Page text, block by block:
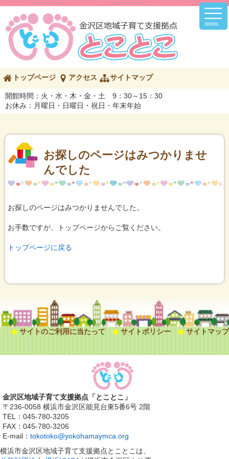
メ
メ
の
ペ
ー
ジ
容
トップページ アクセス サイトマップ
開館時間：火・水・木・金・土 9：30～15：30
お休み：月曜日・日曜日・祝日・年末年始
お探しのページはみつかりませ
んでした
お探しのページはみつかりませんでした。
お手数ですが、トップページからご覧ください。
トップページに戻る
サイトのご利用に当たって サイトポリシー サイトマップ
金沢区地域子育て支援拠点「とことこ」
〒236-0058 横浜市金沢区能見台東5番6号 2階
TEL：045-780-3205
FAX：045-780-3206
E-mail： tokotoko@yokohamaymca.org
横浜市金沢区地域子育て支援拠点とことこは、